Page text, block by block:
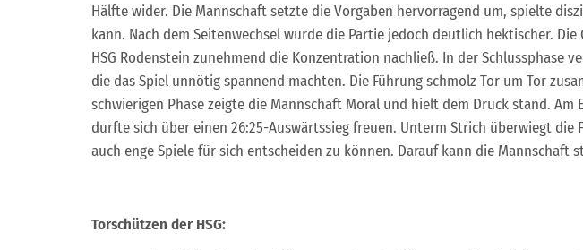
Hälfte wider. Die Mannschaft setzte die Vorgaben hervorragend um, spielte
kann. Nach dem Seitenwechsel wurde die Partie jedoch deutlich hektischer.
HSG Rodenstein zunehmend die Konzentration nachließ. In der Schlussphase
die das Spiel unnötig spannend machten. Die Führung schmolz Tor um Tor
schwierigen Phase zeigte die Mannschaft Moral und hielt dem Druck stand.
durfte sich über einen 26:25-Auswärtssieg freuen. Unterm Strich überwiegt
auch enge Spiele für sich entscheiden zu können. Darauf kann die
Torschützen der HSG: